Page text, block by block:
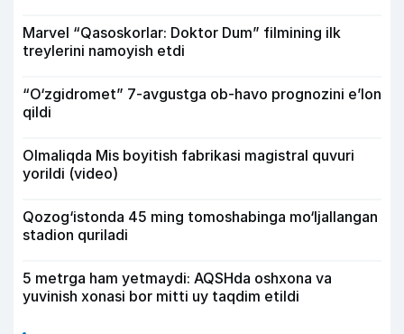
Marvel “Qasoskorlar: Doktor Dum” filmining ilk
treylerini namoyish etdi
“O‘zgidromet” 7-avgustga ob-havo prognozini e’lon
qildi
Olmaliqda Mis boyitish fabrikasi magistral quvuri
yorildi (video)
Qozog‘istonda 45 ming tomoshabinga mo‘ljallangan
stadion quriladi
5 metrga ham yetmaydi: AQSHda oshxona va
yuvinish xonasi bor mitti uy taqdim etildi